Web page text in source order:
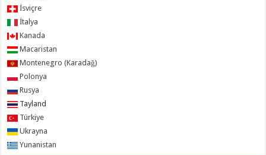
İsviçre
İtalya
Kanada
Macaristan
Montenegro (Karadağ)
Polonya
Rusya
Tayland
Türkiye
Ukrayna
Yunanistan